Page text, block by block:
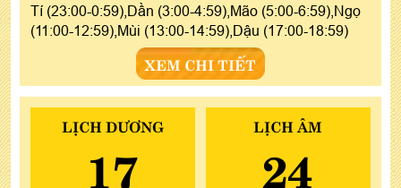
Tí (23:00-0:59),Dần (3:00-4:59),Mão (5:00-6:59),Ngọ
(11:00-12:59),Mùi (13:00-14:59),Dậu (17:00-18:59)
XEM CHI TIẾT
LỊCH DƯƠNG
17
LỊCH ÂM
24